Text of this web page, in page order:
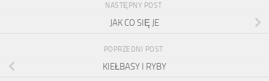
NASTĘPNY POST
JAK CO SIĘ JE
POPRZEDNI POST
KIEŁBASY I RYBY